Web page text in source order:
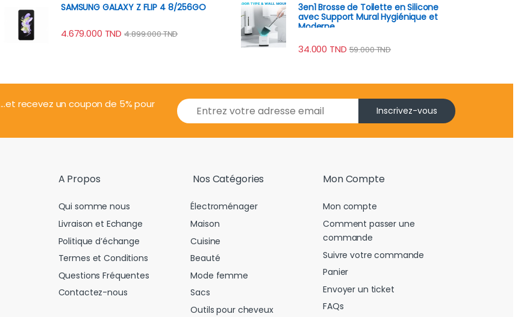
SAMSUNG GALAXY Z FLIP 4 8/256GO
4.679.000 TND 4.899.000TND
3en1 Brosse de Toilette en Silicone
avec Support Mural Hygiénique et
Moderne
34.000 TND 59.000TND
...et recevez un coupon de 5% pour
E
m
i
Inscrivez-vous
A Propos
Qui somme nous
Livraison et Echange
Politique d’échange
Termes et Conditions
Questions Fréquentes
Contactez-nous
Nos Catégories
Électroménager
Maison
Cuisine
Beauté
Mode femme
Sacs
Outils pour cheveux
Mon Compte
Mon compte
Comment passer une
commande
Suivre votre commande
Panier
Envoyer un ticket
FAQs